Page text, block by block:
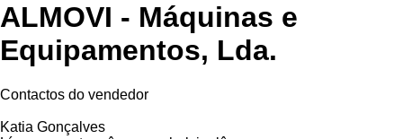
ALMOVI - Máquinas e
Equipamentos, Lda.
Contactos do vendedor
Katia Gonçalves